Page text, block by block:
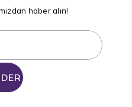
haber alın!